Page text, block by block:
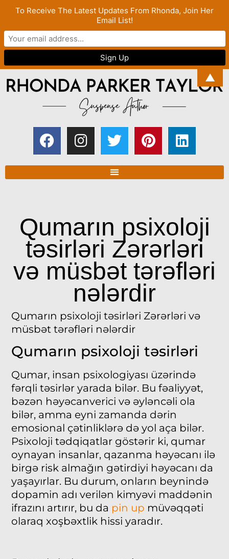
Qumarın psixoloji
təsirləri Zərərləri
və müsbət tərəfləri
nələrdir
Qumarın psixoloji təsirləri Zərərləri və
müsbət tərəfləri nələrdir
Qumarın psixoloji təsirləri
Qumar, insan psixologiyası üzərində
fərqli təsirlər yarada bilər. Bu fəaliyyət,
bəzən həyəcanverici və əyləncəli ola
bilər, amma eyni zamanda dərin
emosional çətinliklərə də yol aça bilər.
Psixoloji tədqiqatlar göstərir ki, qumar
oynayan insanlar, qazanma həyəcanı ilə
birgə risk almağın gətirdiyi həyəcanı da
yaşayırlar. Bu durum, onların beynində
dopamin adı verilən kimyəvi maddənin
ifrazını artırır, bu da pin up müvəqqəti
olaraq xoşbəxtlik hissi yaradır.
To Receive The Latest Updates From Rhonda, Join Her
Email List!
▲